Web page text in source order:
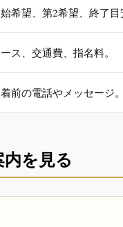
希望、第2希望、終了目
ス、交通費、指名料。
前の電話やメッセージ。
を見る